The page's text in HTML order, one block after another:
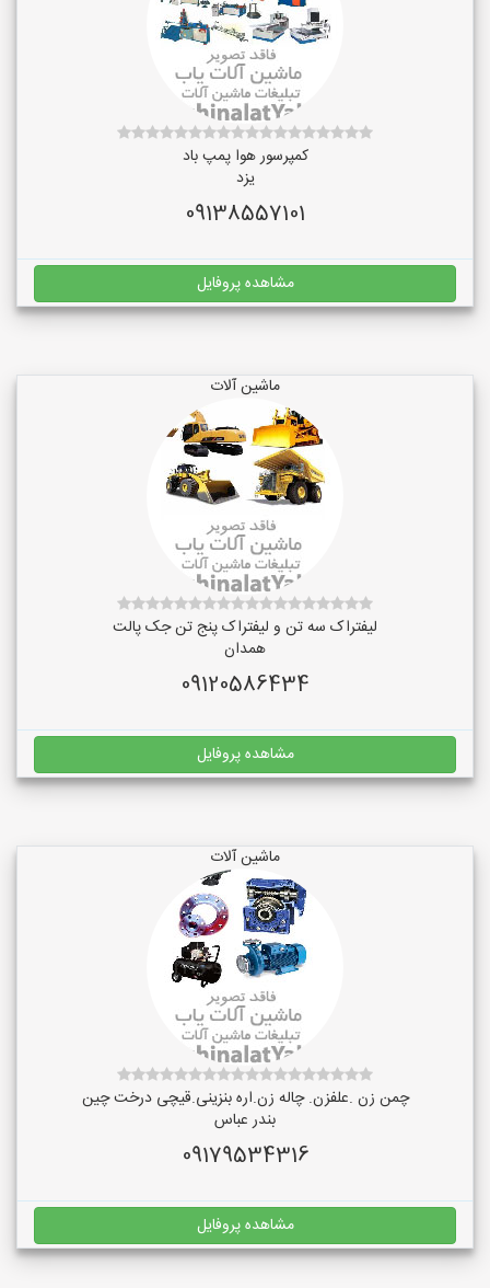
کمپرسور هوا پمپ باد
یزد
09138557101
مشاهده پروفایل
ماشین آلات
لیفتراک سه تن و لیفتراک پنج تن جک پالت
همدان
09120586434
مشاهده پروفایل
ماشین آلات
چمن زن .علفزن. چاله زن.اره بنزینی.قیچی درخت چین
بندر عباس
09179534316
مشاهده پروفایل